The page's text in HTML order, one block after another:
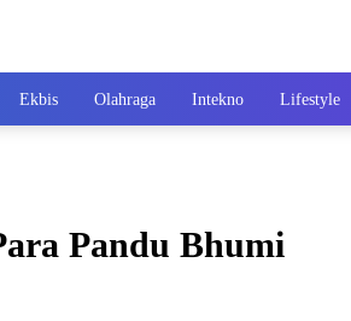
Ekbis Olahraga Intekno Lifestyle
Pandu Bhumi